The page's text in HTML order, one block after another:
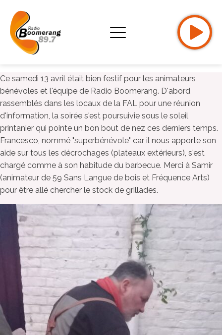
Ce samedi 13 avril était bien festif pour les animateurs
bénévoles et l'équipe de Radio Boomerang. D'abord
rassemblés dans les locaux de la FAL pour une réunion
d'information, la soirée s'est poursuivie sous le soleil
printanier qui pointe un bon bout de nez ces derniers temps.
Francesco, nommé "superbénévole" car il nous apporte son
aide sur tous les décrochages (plateaux extérieurs), s'est
chargé comme à son habitude du barbecue. Merci à Samir
(animateur de 59 Sans Langue de bois et Fréquence Arts)
pour être allé chercher le stock de grillades.